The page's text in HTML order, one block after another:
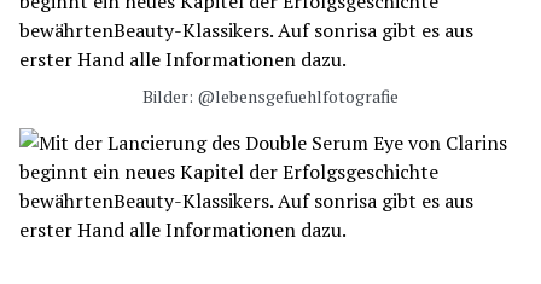
Bilder: @lebensgefuehlfotografie